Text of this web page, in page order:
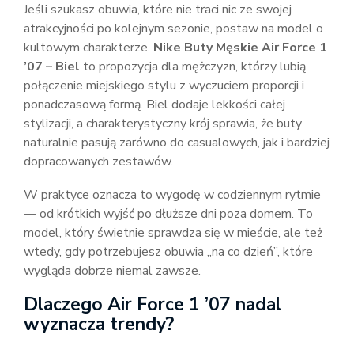
Jeśli szukasz obuwia, które nie traci nic ze swojej
atrakcyjności po kolejnym sezonie, postaw na model o
kultowym charakterze. Nike Buty Męskie Air Force 1
’07 – Biel to propozycja dla mężczyzn, którzy lubią
połączenie miejskiego stylu z wyczuciem proporcji i
ponadczasową formą. Biel dodaje lekkości całej
stylizacji, a charakterystyczny krój sprawia, że buty
naturalnie pasują zarówno do casualowych, jak i bardziej
dopracowanych zestawów.
W praktyce oznacza to wygodę w codziennym rytmie
— od krótkich wyjść po dłuższe dni poza domem. To
model, który świetnie sprawdza się w mieście, ale też
wtedy, gdy potrzebujesz obuwia „na co dzień”, które
wygląda dobrze niemal zawsze.
Dlaczego Air Force 1 ’07 nadal
wyznacza trendy?